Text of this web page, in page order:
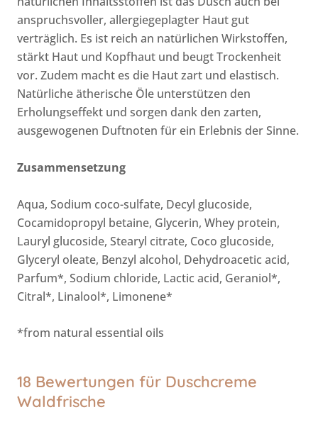
anspruchsvoller, allergiegeplagter Haut gut
verträglich. Es ist reich an natürlichen Wirkstoffen,
stärkt Haut und Kopfhaut und beugt Trockenheit
vor. Zudem macht es die Haut zart und elastisch.
Natürliche ätherische Öle unterstützen den
Erholungseffekt und sorgen dank den zarten,
ausgewogenen Duftnoten für ein Erlebnis der Sinne.
Zusammensetzung
Aqua, Sodium coco-sulfate, Decyl glucoside,
Cocamidopropyl betaine, Glycerin, Whey protein,
Lauryl glucoside, Stearyl citrate, Coco glucoside,
Glyceryl oleate, Benzyl alcohol, Dehydroacetic acid,
Parfum*, Sodium chloride, Lactic acid, Geraniol*,
Citral*, Linalool*, Limonene*
*from natural essential oils
18 Bewertungen für Duschcreme
Waldfrische